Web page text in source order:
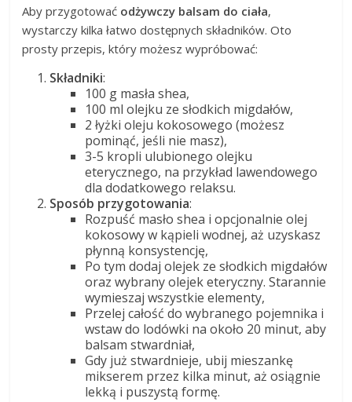
Aby przygotować odżywczy balsam do ciała,
wystarczy kilka łatwo dostępnych składników. Oto
prosty przepis, który możesz wypróbować:
Składniki:
100 g masła shea,
100 ml olejku ze słodkich migdałów,
2 łyżki oleju kokosowego (możesz
pominąć, jeśli nie masz),
3-5 kropli ulubionego olejku
eterycznego, na przykład lawendowego
dla dodatkowego relaksu.
Sposób przygotowania:
Rozpuść masło shea i opcjonalnie olej
kokosowy w kąpieli wodnej, aż uzyskasz
płynną konsystencję,
Po tym dodaj olejek ze słodkich migdałów
oraz wybrany olejek eteryczny. Starannie
wymieszaj wszystkie elementy,
Przelej całość do wybranego pojemnika i
wstaw do lodówki na około 20 minut, aby
balsam stwardniał,
Gdy już stwardnieje, ubij mieszankę
mikserem przez kilka minut, aż osiągnie
lekką i puszystą formę.